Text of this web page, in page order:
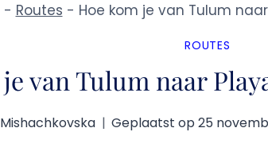
- Routes - Hoe kom je van Tulum
ROUTES
van Tulum naar
Geplaatst op 25